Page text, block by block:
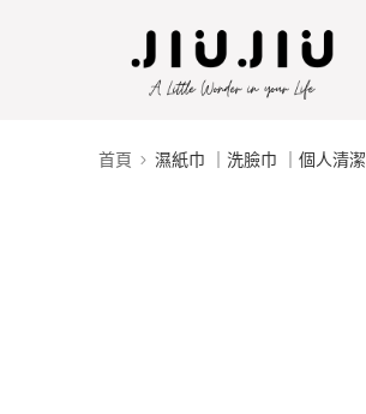
首頁 濕紙巾 ｜洗臉巾 ｜個人清潔